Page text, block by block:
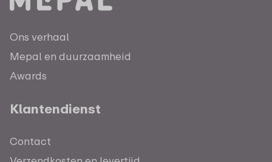
Ons verhaal
Mepal en duurzaamheid
Awards
Klantendienst
Contact